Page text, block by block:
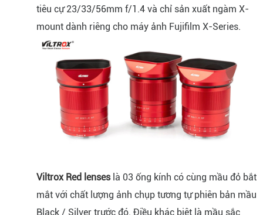
tiêu cự 23/33/56mm f/1.4 và chỉ sản xuất ngàm X-
mount dành riêng cho máy ảnh Fujifilm X-Series.
Viltrox Red lenseslà 03 ống kính có cùng mầu đỏ bắt
mắt với chất lượng ảnh chụp tương tự phiên bản mầu
Black / Silver trước đó. Điều khác biệt là mầu sắc